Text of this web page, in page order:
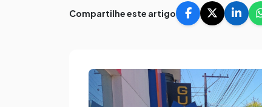
Compartilhe este artigo